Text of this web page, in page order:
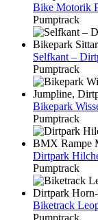
Bike Motorik
Pumptrack
Selfkant –
Pumptrack
Bikepark
Pumptrack
Dirtpark
Pumptrack
Biketrack
Pumptrack